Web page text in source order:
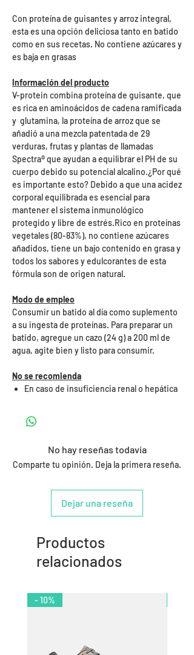
Con proteína de guisantes y arroz integral,
esta es una opción deliciosa tanto en batido
como en sus recetas. No contiene azúcares y
es baja en grasas
Información del producto
V-protein combina proteína de guisante, que
es rica en aminoácidos de cadena ramificada
y glutamina, la proteína de arroz que se
añadió a una mezcla patentada de 29
verduras, frutas y plantas de llamadas
Spectra® que ayudan a equilibrar el PH de su
cuerpo debido su potencial alcalino.¿Por qué
es importante esto? Debido a que una acidez
corporal equilibrada es esencial para
mantener el sistema inmunológico
protegido y libre de estrés.Rico en proteínas
vegetales (80-83%), no contiene azúcares
añadidos, tiene un bajo contenido en grasa y
todos los sabores y edulcorantes de esta
fórmula son de origen natural.
Modo de empleo
Consumir un batido al día como suplemento
a su ingesta de proteínas. Para preparar un
batido, agregue un cazo (24 g) a 200 ml de
agua, agite bien y listo para consumir.
No se recomienda
En caso de insuficiencia renal o hepática
No hay reseñas todavía
Comparte tu opinión. Deja la primera reseña.
Dejar una reseña
Productos
relacionados
- 10%